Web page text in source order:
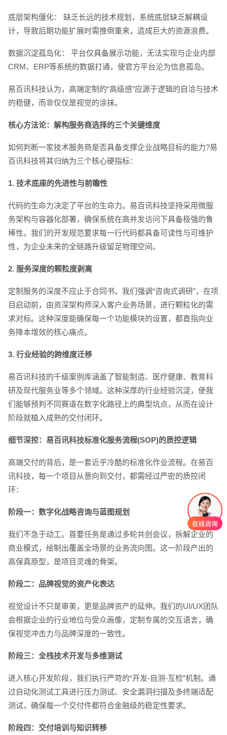
底层架构僵化： 缺乏长远的技术规划，系统底层缺乏解耦设
计，导致后期功能扩展时需推倒重来，造成巨大的资源浪费。
数据沉淀孤岛化： 平台仅具备展示功能，无法实现与企业内部
CRM、ERP等系统的数据打通，使官方平台沦为信息孤岛。
易百讯科技认为，高端定制的“高级感”应源于逻辑的自洽与技术
的稳健，而非仅仅是视觉的涂抹。
核心方法论：解构服务商选择的三个关键维度
如何判断一家技术服务商是否具备支撑企业战略目标的能力?易
百讯科技将其归纳为三个核心硬指标：
1. 技术底座的先进性与前瞻性
代码的生命力决定了平台的生命力。易百讯科技坚持采用微服
务架构与容器化部署，确保系统在高并发访问下具备极强的鲁
棒性。我们的开发规范要求每一行代码都具备可读性与可维护
性，为企业未来的全链路升级留足物理空间。
2. 服务深度的颗粒度剥离
定制服务的深度不应止于合同书。我们强调“咨询式调研”，在项
目启动前，由资深架构师深入客户业务场景，进行颗粒化的需
求对标。这种深度能确保每一个功能模块的设置，都直指向业
务降本增效的核心痛点。
3. 行业经验的跨维度迁移
易百讯科技的千级案例库涵盖了智能制造、医疗健康、教育科
研及现代服务业等多个领域。这种深厚的行业经验沉淀，使我
们能够预判不同赛道在数字化路径上的典型坑点，从而在设计
阶段就植入成熟的交付闭环。
细节深挖：易百讯科技标准化服务流程(SOP)的质控逻辑
高端交付的背后，是一套近乎冷酷的标准化作业流程。在易百
讯科技，每一个项目从意向到交付，都需经过严密的质控闭
环：
阶段一：数字化战略咨询与蓝图规划
我们不急于动工。首要任务是通过多轮共创会议，拆解企业的
商业模式，绘制出覆盖全场景的业务流向图。这一阶段产出的
高保真原型，是项目灵魂的骨架。
阶段二：品牌视觉的资产化表达
视觉设计不只是审美，更是品牌资产的延伸。我们的UI/UX团队
会根据企业的行业地位与受众画像，定制专属的交互语言，确
保视觉冲击力与品牌深度的一致性。
阶段三：全栈技术开发与多维测试
进入核心开发阶段，我们执行严苛的“开发-自测-互检”机制。通
过自动化测试工具进行压力测试、安全漏洞扫描及多终端适配
测试，确保每一个交付件都符合金融级的稳定性要求。
阶段四：交付培训与知识转移
电话 微信号